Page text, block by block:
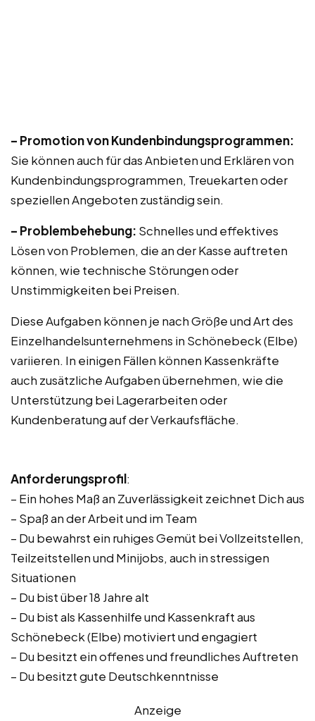
– Promotion von Kundenbindungsprogrammen:
Sie können auch für das Anbieten und Erklären von
Kundenbindungsprogrammen, Treuekarten oder
speziellen Angeboten zuständig sein.
– Problembehebung: Schnelles und effektives
Lösen von Problemen, die an der Kasse auftreten
können, wie technische Störungen oder
Unstimmigkeiten bei Preisen.
Diese Aufgaben können je nach Größe und Art des
Einzelhandelsunternehmens in Schönebeck (Elbe)
variieren. In einigen Fällen können Kassenkräfte
auch zusätzliche Aufgaben übernehmen, wie die
Unterstützung bei Lagerarbeiten oder
Kundenberatung auf der Verkaufsfläche.
Anforderungsprofil:
– Ein hohes Maß an Zuverlässigkeit zeichnet Dich aus
– Spaß an der Arbeit und im Team
– Du bewahrst ein ruhiges Gemüt bei Vollzeitstellen,
Teilzeitstellen und Minijobs, auch in stressigen
Situationen
– Du bist über 18 Jahre alt
– Du bist als Kassenhilfe und Kassenkraft aus
Schönebeck (Elbe) motiviert und engagiert
– Du besitzt ein offenes und freundliches Auftreten
– Du besitzt gute Deutschkenntnisse
Anzeige